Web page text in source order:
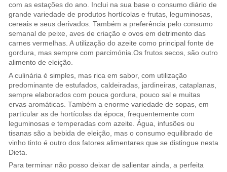
com as estações do ano. Inclui na sua base o consumo diário de
grande variedade de produtos hortícolas e frutas, leguminosas,
cereais e seus derivados. Também a preferência pelo consumo
semanal de peixe, aves de criação e ovos em detrimento das
carnes vermelhas. A utilização do azeite como principal fonte de
gordura, mas sempre com parcimónia.Os frutos secos, são outro
alimento de eleição.
A culinária é simples, mas rica em sabor, com utilização
predominante de estufados, caldeiradas, jardineiras, cataplanas,
sempre elaborados com pouca gordura, pouco sal e muitas
ervas aromáticas. Também a enorme variedade de sopas, em
particular as de hortícolas da época, frequentemente com
leguminosas e temperadas com azeite. Água, infusões ou
tisanas são a bebida de eleição, mas o consumo equilibrado de
vinho tinto é outro dos fatores alimentares que se distingue nesta
Dieta.
Para terminar não posso deixar de salientar ainda, a perfeita